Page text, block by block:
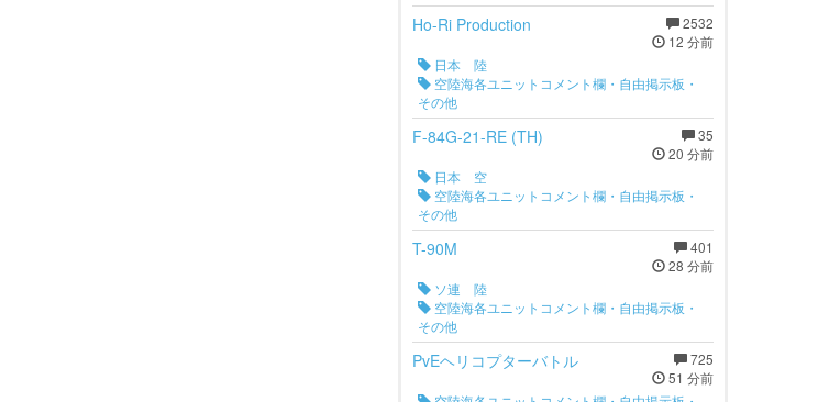
2532
12 分前
Ho-Ri Production
日本 陸
空陸海各ユニットコメント欄・自由掲示板・
その他
35
20 分前
F-84G-21-RE (TH)
日本 空
空陸海各ユニットコメント欄・自由掲示板・
その他
401
28 分前
T-90M
ソ連 陸
空陸海各ユニットコメント欄・自由掲示板・
その他
725
51 分前
PvEヘリコプターバトル